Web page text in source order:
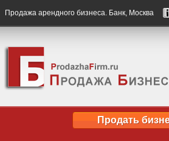
Продажа арендного бизнеса. Банк, Москва
Продать